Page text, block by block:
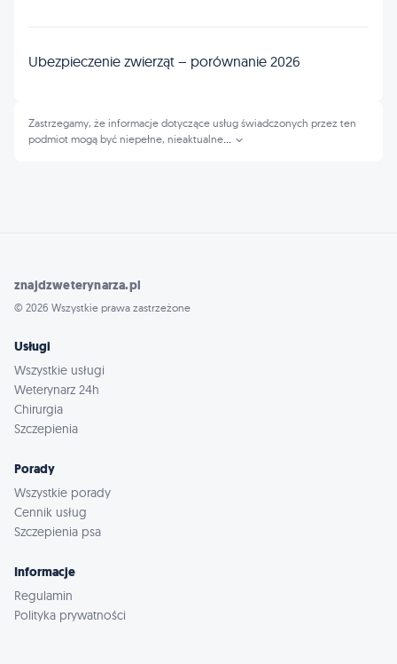
Ubezpieczenie zwierząt – porównanie 2026
Zastrzegamy, że informacje dotyczące usług świadczonych przez ten
podmiot mogą być niepełne, nieaktualne
znajdzweterynarza.pl
© 2026 Wszystkie prawa zastrzeżone
Usługi
Wszystkie usługi
Weterynarz 24h
Chirurgia
Szczepienia
Porady
Wszystkie porady
Cennik usług
Szczepienia psa
Informacje
Regulamin
Polityka prywatności